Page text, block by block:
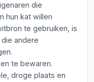
die
hun kat willen
te gebruiken, is
andere
te bewaren.
droge plaats en